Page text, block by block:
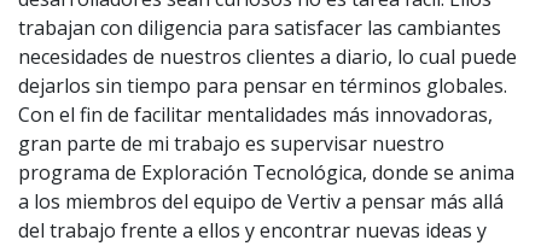
trabajan con diligencia para satisfacer las cambiantes
necesidades de nuestros clientes a diario, lo cual puede
dejarlos sin tiempo para pensar en términos globales.
Con el fin de facilitar mentalidades más innovadoras,
gran parte de mi trabajo es supervisar nuestro
programa de Exploración Tecnológica, donde se anima
a los miembros del equipo de Vertiv a pensar más allá
del trabajo frente a ellos y encontrar nuevas ideas y